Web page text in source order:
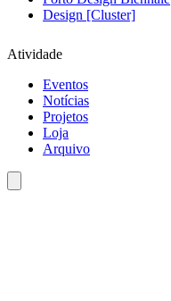
Design [Cluster]
Atividade
Eventos
Notícias
Projetos
Loja
Arquivo